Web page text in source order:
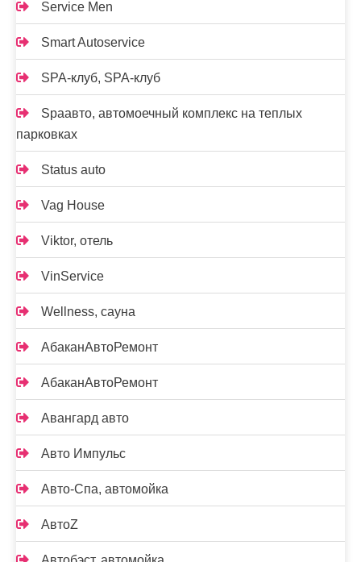
Service Men
Smart Autoservice
SPA-клуб, SPA-клуб
Spaавто, автомоечный комплекс на теплых
парковках
Status auto
Vag House
Viktor, отель
VinService
Wellness, сауна
АбаканАвтоРемонт
АбаканАвтоРемонт
Авангард авто
Авто Импульс
Авто-Спа, автомойка
АвтоZ